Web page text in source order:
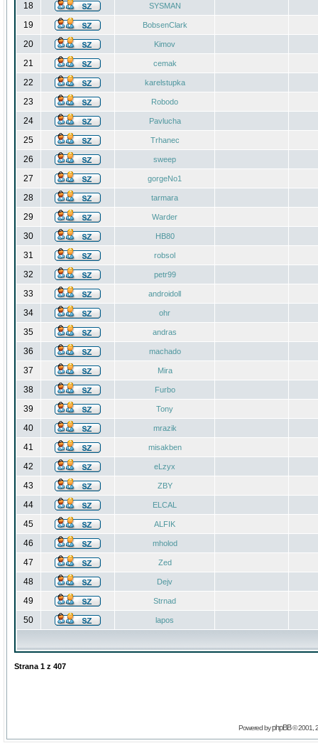
18 SYSMAN
19 BobsenClark
20 Kimov
21 cemak
22 karelstupka
23 Robodo
24 Pavlucha
25 Trhanec
26 sweep
27 gorgeNo1
28 tarmara
29 Warder
30 HB80
31 robsol
32 petr99
33 androidoll
34 ohr
35 andras
36 machado
37 Mira
38 Furbo
39 Tony
40 mrazik
41 misakben
42 eLzyx
43 ZBY
44 ELCAL
45 ALFIK
46 mholod
47 Zed
48 Dejv
49 Strnad
50 lapos
Strana 1 z 407
Powered byphpBB© 2001,